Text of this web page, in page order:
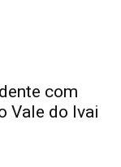
com
Vale do Ivai